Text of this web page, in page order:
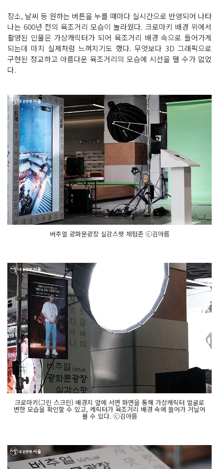
장소, 날씨 등 원하는 버튼을 누를 때마다 실시간으로 반영되어 나타
나는 600년 전의 육조거리 모습이 놀라웠다. 크로마키 배경 위에서
촬영된 인물은 가상캐릭터가 되어 육조거리 배경 속으로 들어가게
되는데 마치 실제처럼 느껴지기도 했다. 무엇보다 3D 그래픽으로
구현된 정교하고 아름다운 육조거리의 모습에 시선을 뗄 수가 없었
다.
버추얼 광화문광장 실감스팟 체험존 ⓒ김아름
크로마키(그린 스크린) 배경지 앞에 서면 화면을 통해 가상캐릭터 얼굴로
변한 모습을 확인할 수 있고, 캐릭터가 육조거리 배경 속에 들어가 거닐어
볼 수 있다. ⓒ김아름